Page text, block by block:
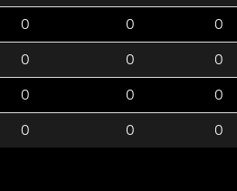
0 0 0
0 0 0
0 0 0
0 0 0